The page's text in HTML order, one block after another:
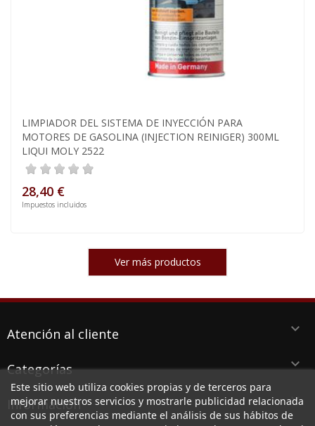
LIMPIADOR DEL SISTEMA DE INYECCIÓN PARA
MOTORES DE GASOLINA (INJECTION REINIGER) 300ML
LIQUI MOLY 2522
28,40 €
Impuestos incluidos
Ver más productos
Atención al cliente keyboard_arrow_down
Categorías keyboard_arrow_down
Información keyboard_arrow_down
Este sitio web utiliza cookies propias y de terceros para
mejorar nuestros servicios y mostrarle publicidad relacionada
con sus preferencias mediante el análisis de sus hábitos de